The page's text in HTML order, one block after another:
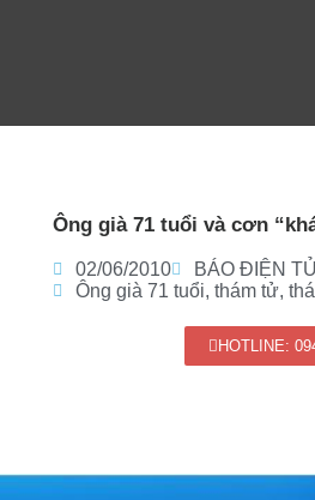
Ông già 71 tuổi và cơn
02/06/2010
BÁO ĐIỆN
Ông già 71 tuổi, thám tử,
HOTLINE: